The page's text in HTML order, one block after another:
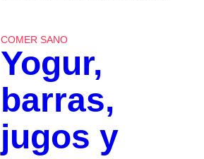
COMER SANO
Yogur,
barras,
jugos y